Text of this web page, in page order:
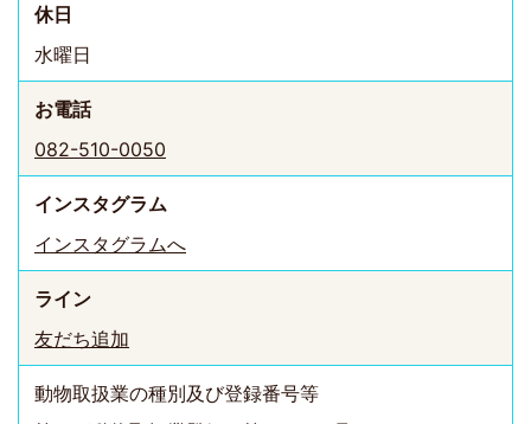
休日
水曜日
お電話
082-510-0050
インスタグラム
インスタグラムへ
ライン
友だち追加
動物取扱業の種別及び登録番号等